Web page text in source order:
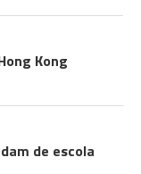
Kong
de escola